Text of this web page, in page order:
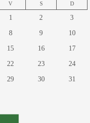
V S D
1 2 3
8 9 10
15 16 17
22 23 24
29 30
31